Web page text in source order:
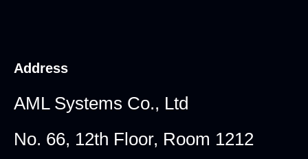
Address
AML Systems Co., Ltd
No. 66, 12th Floor, Room 1212